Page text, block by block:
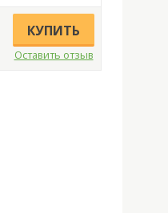
КУПИТЬ
Оставить отзыв